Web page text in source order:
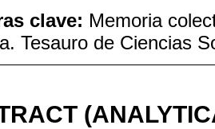
clave: Memoria
Tesauro de Ciencias